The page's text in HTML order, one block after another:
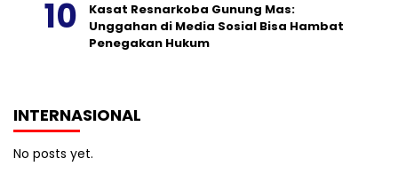
Kasat Resnarkoba Gunung Mas:
Unggahan di Media Sosial Bisa Hambat
Penegakan Hukum
INTERNASIONAL
No posts yet.